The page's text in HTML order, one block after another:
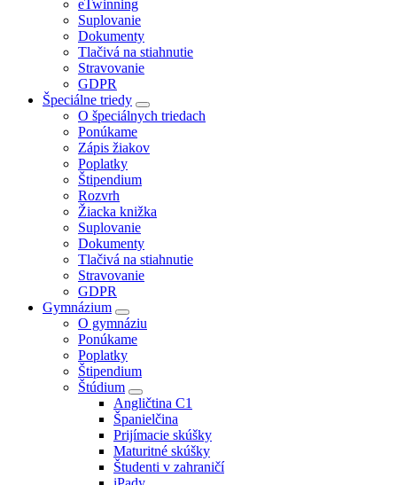
eTwinning
Suplovanie
Dokumenty
Tlačivá na stiahnutie
Stravovanie
GDPR
Špeciálne triedy
O špeciálnych triedach
Ponúkame
Zápis žiakov
Poplatky
Štipendium
Rozvrh
Žiacka knižka
Suplovanie
Dokumenty
Tlačivá na stiahnutie
Stravovanie
GDPR
Gymnázium
O gymnáziu
Ponúkame
Poplatky
Štipendium
Štúdium
Angličtina C1
Španielčina
Prijímacie skúšky
Maturitné skúšky
Študenti v zahraničí